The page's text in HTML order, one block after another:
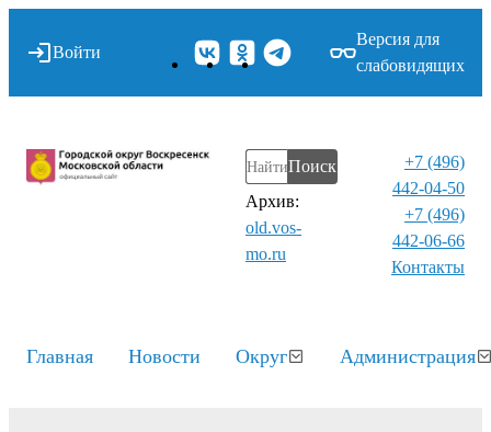
Войти
Версия для
слабовидящих
Поиск
Архив:
old.vos-
mo.ru
+7 (496)
442-04-50
+7 (496)
442-06-66
Контакты⁠
Главная Новости Округ Администрация